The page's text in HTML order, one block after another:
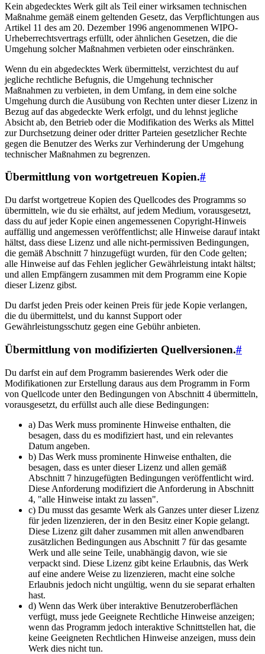
Kein abgedecktes Werk gilt als Teil einer wirksamen technischen
Maßnahme gemäß einem geltenden Gesetz, das Verpflichtungen aus
Artikel 11 des am 20. Dezember 1996 angenommenen WIPO-
Urheberrechtsvertrags erfüllt, oder ähnlichen Gesetzen, die die
Umgehung solcher Maßnahmen verbieten oder einschränken.
Wenn du ein abgedecktes Werk übermittelst, verzichtest du auf
jegliche rechtliche Befugnis, die Umgehung technischer
Maßnahmen zu verbieten, in dem Umfang, in dem eine solche
Umgehung durch die Ausübung von Rechten unter dieser Lizenz in
Bezug auf das abgedeckte Werk erfolgt, und du lehnst jegliche
Absicht ab, den Betrieb oder die Modifikation des Werks als Mittel
zur Durchsetzung deiner oder dritter Parteien gesetzlicher Rechte
gegen die Benutzer des Werks zur Verhinderung der Umgehung
technischer Maßnahmen zu begrenzen.
Übermittlung von wortgetreuen Kopien.#
Du darfst wortgetreue Kopien des Quellcodes des Programms so
übermitteln, wie du sie erhältst, auf jedem Medium, vorausgesetzt,
dass du auf jeder Kopie einen angemessenen Copyright-Hinweis
auffällig und angemessen veröffentlichst; alle Hinweise darauf intakt
hältst, dass diese Lizenz und alle nicht-permissiven Bedingungen,
die gemäß Abschnitt 7 hinzugefügt wurden, für den Code gelten;
alle Hinweise auf das Fehlen jeglicher Gewährleistung intakt hältst;
und allen Empfängern zusammen mit dem Programm eine Kopie
dieser Lizenz gibst.
Du darfst jeden Preis oder keinen Preis für jede Kopie verlangen,
die du übermittelst, und du kannst Support oder
Gewährleistungsschutz gegen eine Gebühr anbieten.
Übermittlung von modifizierten Quellversionen.#
Du darfst ein auf dem Programm basierendes Werk oder die
Modifikationen zur Erstellung daraus aus dem Programm in Form
von Quellcode unter den Bedingungen von Abschnitt 4 übermitteln,
vorausgesetzt, du erfüllst auch alle diese Bedingungen:
a) Das Werk muss prominente Hinweise enthalten, die
besagen, dass du es modifiziert hast, und ein relevantes
Datum angeben.
b) Das Werk muss prominente Hinweise enthalten, die
besagen, dass es unter dieser Lizenz und allen gemäß
Abschnitt 7 hinzugefügten Bedingungen veröffentlicht wird.
Diese Anforderung modifiziert die Anforderung in Abschnitt
4, "alle Hinweise intakt zu lassen".
c) Du musst das gesamte Werk als Ganzes unter dieser Lizenz
für jeden lizenzieren, der in den Besitz einer Kopie gelangt.
Diese Lizenz gilt daher zusammen mit allen anwendbaren
zusätzlichen Bedingungen aus Abschnitt 7 für das gesamte
Werk und alle seine Teile, unabhängig davon, wie sie
verpackt sind. Diese Lizenz gibt keine Erlaubnis, das Werk
auf eine andere Weise zu lizenzieren, macht eine solche
Erlaubnis jedoch nicht ungültig, wenn du sie separat erhalten
hast.
d) Wenn das Werk über interaktive Benutzeroberflächen
verfügt, muss jede Geeignete Rechtliche Hinweise anzeigen;
wenn das Programm jedoch interaktive Schnittstellen hat, die
keine Geeigneten Rechtlichen Hinweise anzeigen, muss dein
Werk dies nicht tun.